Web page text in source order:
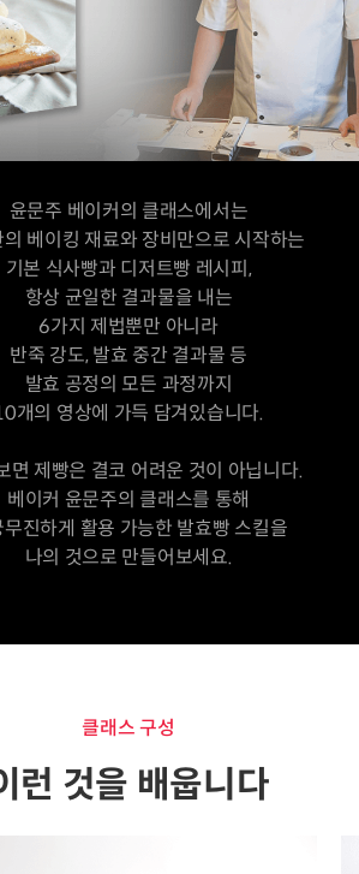
윤문주 베이커의 클래스에서는
의 베이킹 재료와 장비만으로 시작하는
기본 식사빵과 디저트빵 레시피,
항상 균일한 결과물을 내는
6가지 제법뿐만 아니라
반죽 강도, 발효 중간 결과물 등
발효 공정의 모든 과정까지
개의 영상에 가득 담겨있습니다.
면 제빵은 결코 어려운 것이 아닙니다.
베이커 윤문주의 클래스를 통해
무진하게 활용 가능한 발효빵 스킬을
나의 것으로 만들어보세요.
클래스 구성
런 것을 배웁니다